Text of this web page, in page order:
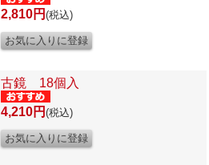
2,810円 (税込)
古鏡 18個入
4,210円 (税込)